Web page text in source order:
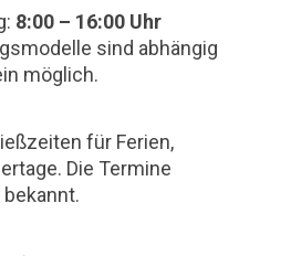
8:00 – 16:00 Uhr
sind abhängig
möglich.
für Ferien,
Die Termine